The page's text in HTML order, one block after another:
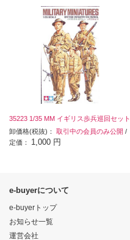
35223 1/35 MM イギリス歩兵巡回セット
卸価格(税抜)： 取引中の会員のみ公開 /
定価： 1,000 円
e-buyerについて
e-buyerトップ
お知らせ一覧
運営会社